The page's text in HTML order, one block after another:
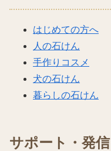
はじめての方へ
人の石けん
手作りコスメ
犬の石けん
暮らしの石けん
サポート・発信